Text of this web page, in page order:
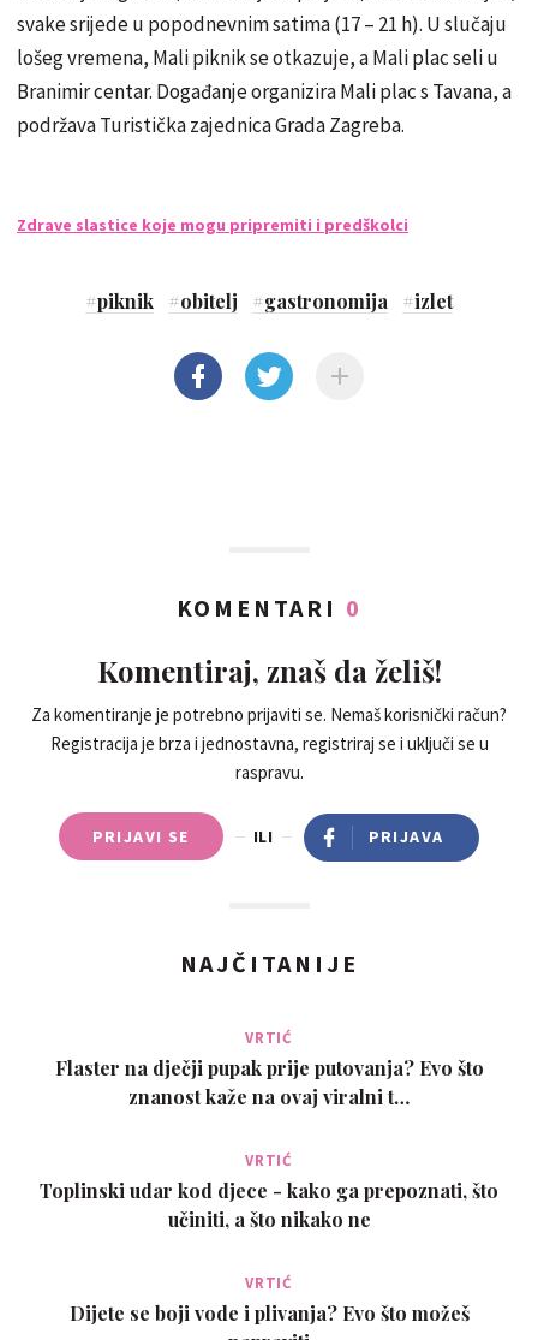
svake srijede u popodnevnim satima (17 – 21 h). U slučaju
lošeg vremena, Mali piknik se otkazuje, a Mali plac seli u
Branimir centar. Događanje organizira Mali plac s Tavana, a
podržava Turistička zajednica Grada Zagreba.
Zdrave slastice koje mogu pripremiti i predškolci
#piknik #obitelj #gastronomija #izlet
KOMENTARI 0
Komentiraj, znaš da želiš!
Za komentiranje je potrebno prijaviti se. Nemaš korisnički račun?
Registracija je brza i jednostavna, registriraj se i uključi se u
raspravu.
PRIJAVI SE ILI PRIJAVA
NAJČITANIJE
VRTIĆ
Flaster na dječji pupak prije putovanja? Evo što
znanost kaže na ovaj viralni t…
VRTIĆ
Toplinski udar kod djece - kako ga prepoznati, što
učiniti, a što nikako ne
VRTIĆ
Dijete se boji vode i plivanja? Evo što možeš